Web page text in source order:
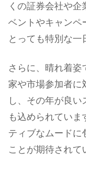
くの証券会社や
ベントやキャンペ
とっても特別な一
さらに、晴れ着姿
家や市場参加者に
し、その年が良
も込められてい
ティブなムードに
ことが期待されて